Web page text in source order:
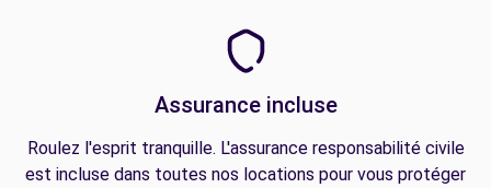
Assurance incluse
Roulez l'esprit tranquille. L'assurance responsabilité civile
est incluse dans toutes nos locations pour vous protéger